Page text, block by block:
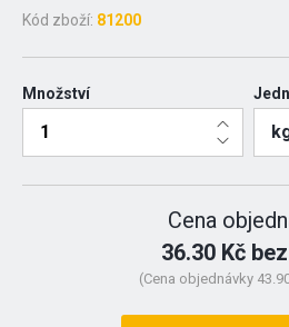
Kód zboží: 81200
Množství
Cena
36.30 Kč
(Cena objednávky